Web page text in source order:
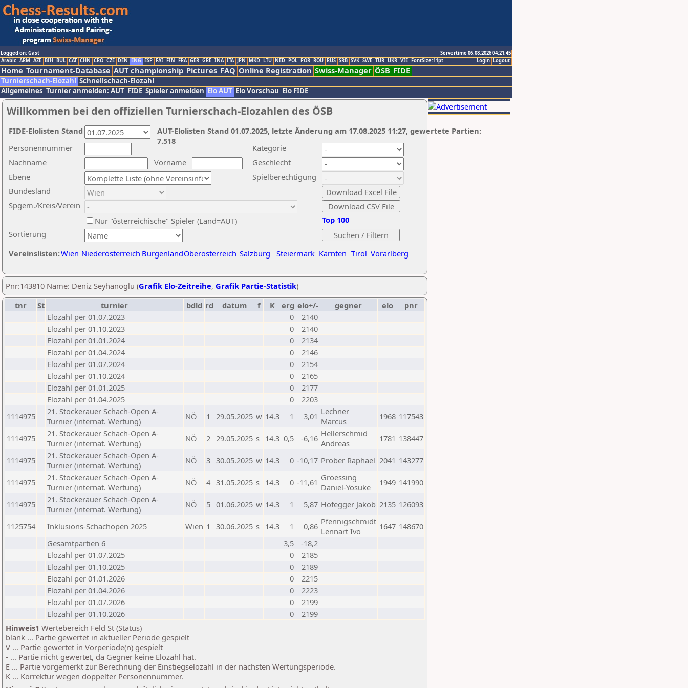
Logged on: Gast
Servertime 06.08.2026 04:21:45
Logout
Login
Arabic ARM AZE BIH BUL CAT CHN CRO CZE DEN ENG ESP FAI FIN FRA GER GRE INA ITA JPN MKD LTU NED POL POR ROU RUS SRB SVK SWE TUR UKR VIE FontSize:11pt
Home Tournament-Database AUT championship Pictures FAQ Online Registration Swiss-Manager ÖSB FIDE
Turnierschach-Elozahl Schnellschach-Elozahl
Allgemeines Turnier anmelden: AUT FIDE Spieler anmelden Elo AUT Elo Vorschau Elo FIDE
Willkommen bei den offiziellen Turnierschach-Elozahlen des ÖSB
Nachname
Vorname
Ebene
Kategorie
Sortierung
Personennummer
Bundesland
Spgem./Kreis/Verein
Geschlecht
Nur "österreichische" Spieler (Land=AUT)
Spielberechtigung
Vereinslisten:Wien Niederösterreich BurgenlandOberösterreich Salzburg Steiermark Kärnten Tirol Vorarlberg
Top 100
AUT-Elolisten Stand 01.07.2025, letzte Änderung am 17.08.2025 11:27, gewertete Partien:
7.518
FIDE-Elolisten Stand
Pnr:143810 Name: Deniz Seyhanoglu (Grafik Elo-Zeitreihe, Grafik Partie-Statistik)
tnr
St turnier bdld rd datum f K erg elo+/- gegner elo
pnr
Elozahl per 01.07.2023
0
2140
Elozahl per 01.10.2023
0
2140
Elozahl per 01.01.2024
0
2134
Elozahl per 01.04.2024
0
2146
Elozahl per 01.07.2024
0
2154
Elozahl per 01.10.2024
0
2165
Elozahl per 01.01.2025
0
2177
Elozahl per 01.04.2025
0
2203
1114975
21. Stockerauer Schach-Open A-
Turnier (internat. Wertung)
NÖ 1 29.05.2025 w 14.3 1 3,01 Lechner
Marcus
1968 117543
1114975
21. Stockerauer Schach-Open A-
Turnier (internat. Wertung)
NÖ 2 29.05.2025 s 14.3 0,5 -6,16 Hellerschmid
Andreas
1781 138447
1114975
21. Stockerauer Schach-Open A-
Turnier (internat. Wertung)
NÖ 3 30.05.2025 w 14.3 0 -10,17 Prober Raphael 2041 143277
1114975
21. Stockerauer Schach-Open A-
Turnier (internat. Wertung)
NÖ 4 31.05.2025 s 14.3 0 -11,61 Groessing
Daniel-Yosuke
1949 141990
1114975
21. Stockerauer Schach-Open A-
Turnier (internat. Wertung)
NÖ 5 01.06.2025 w 14.3 1 5,87 Hofegger Jakob 2135 126093
1125754 Inklusions-Schachopen 2025 Wien 1 30.06.2025 s 14.3 1 0,86 Pfennigschmidt
Lennart Ivo
1647 148670
Gesamtpartien 6
3,5
-18,2
Elozahl per 01.07.2025
0
2185
Elozahl per 01.10.2025
0
2189
Elozahl per 01.01.2026
0
2215
Elozahl per 01.04.2026
0
2223
Elozahl per 01.07.2026
0
2199
Elozahl per 01.10.2026
0
2199
Hinweis1 Wertebereich Feld St (Status)
blank ... Partie gewertet in aktueller Periode gespielt
V ... Partie gewertet in Vorperiode(n) gespielt
- ... Partie nicht gewertet, da Gegner keine Elozahl hat.
E ... Partie vorgemerkt zur Berechnung der Einstiegselozahl in der nächsten Wertungsperiode.
K ... Korrektur wegen doppelter Personennummer.